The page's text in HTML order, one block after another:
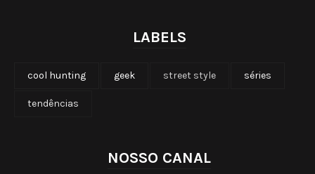
LABELS
cool hunting geek street style séries
tendências
NOSSO CANAL